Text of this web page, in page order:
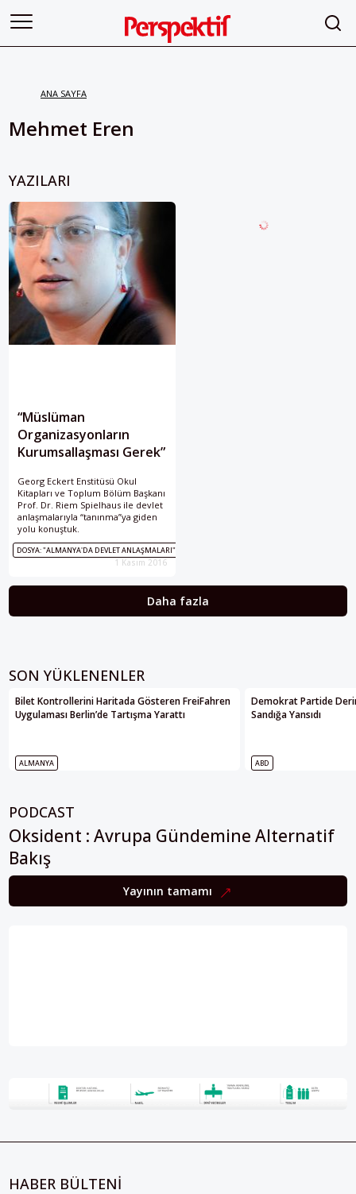
ANA SAYFA
Mehmet Eren
YAZILARI
“Müslüman
Organizasyonların
Kurumsallaşması Gerek”
Georg Eckert Enstitüsü Okul
Kitapları ve Toplum Bölüm Başkanı
Prof. Dr. Riem Spielhaus ile devlet
anlaşmalarıyla “tanınma”ya giden
yolu konuştuk.
DOSYA: "ALMANYA'DA DEVLET ANLAŞMALARI"
1 Kasım 2016
Daha fazla
SON YÜKLENENLER
Bilet Kontrollerini Haritada Gösteren FreiFahren
Uygulaması Berlin’de Tartışma Yarattı
ALMANYA
Demokrat Partide
Sandığa Yansıdı
ABD
PODCAST
Oksident : Avrupa Gündemine Alternatif
Bakış
Yayının tamamı
HABER BÜLTENİ